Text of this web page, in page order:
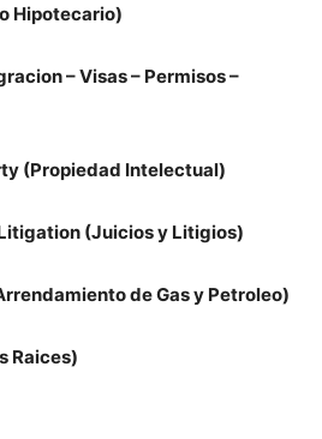
Hipotecario)
– Visas – Permisos –
(Propiedad Intelectual)
(Juicios y Litigios)
de Gas y Petroleo)
Raices)